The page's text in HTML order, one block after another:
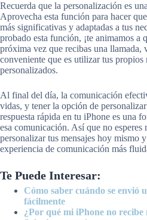
Recuerda que la personalización es
Aprovecha esta función para hacer
más significativas y adaptadas a tus
probado esta función, ¡te animamos a
próxima vez que recibas una llamada,
conveniente que es utilizar tus propios
personalizados.
Al final del día, la comunicación
vidas, y tener la opción de
respuesta rápida en tu iPhone es una
esa comunicación. Así que no esperes
personalizar tus mensajes hoy mismo
experiencia de comunicación más
Te Puede Interesar:
Cómo saber cuándo se envió
fácilmente
¿Por qué mi iPhone no recibe